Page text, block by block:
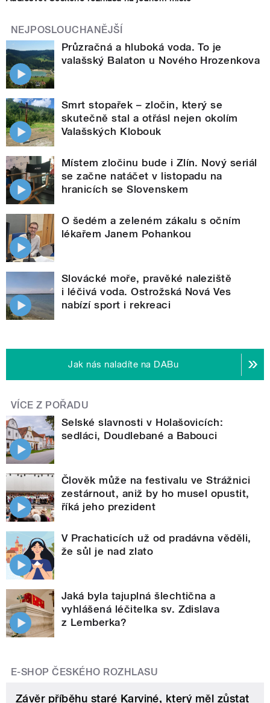
NEJPOSLOUCHANĚJŠÍ
Průzračná a hluboká voda. To je
valašský Balaton u Nového Hrozenkova
Smrt stopařek – zločin, který se
skutečně stal a otřásl nejen okolím
Valašských Klobouk
Místem zločinu bude i Zlín. Nový seriál
se začne natáčet v listopadu na
hranicích se Slovenskem
O šedém a zeleném zákalu s očním
lékařem Janem Pohankou
Slovácké moře, pravěké naleziště
i léčivá voda. Ostrožská Nová Ves
nabízí sport i rekreaci
Jak nás naladíte na DABu
VÍCE Z POŘADU
Selské slavnosti v Holašovicích:
sedláci, Doudlebané a Babouci
Člověk může na festivalu ve Strážnici
zestárnout, aniž by ho musel opustit,
říká jeho prezident
V Prachaticích už od pradávna věděli,
že sůl je nad zlato
Jaká byla tajuplná šlechtična a
vyhlášená léčitelka sv. Zdislava
z Lemberka?
E-SHOP ČESKÉHO ROZHLASU
Závěr příběhu staré Karviné, který měl zůstat